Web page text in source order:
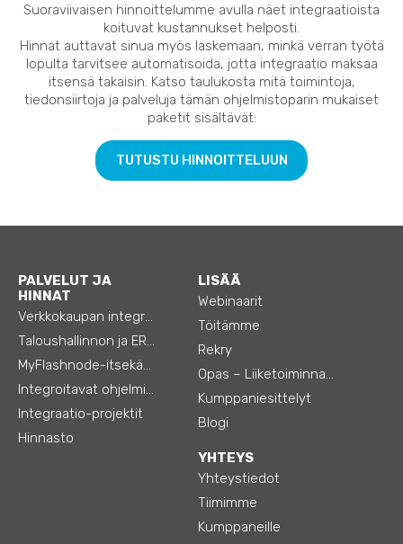
Suoraviivaisen hinnoittelumme avulla näet integraatioista
koituvat kustannukset helposti.
Hinnat auttavat sinua myös laskemaan, minkä verran työtä
lopulta tarvitsee automatisoida, jotta integraatio maksaa
itsensä takaisin. Katso taulukosta mitä toimintoja,
tiedonsiirtoja ja palveluja tämän ohjelmistoparin mukaiset
paketit sisältävät:
TUTUSTU HINNOITTELUUN
PALVELUT JA
HINNAT
Verkkokaupan integraatiot
Taloushallinnon ja ERP:n integraatiot
MyFlashnode-itsekäyttö-automaatio
Integroitavat ohjelmistot
Integraatio-projektit
Hinnasto
LISÄÄ
Webinaarit
Töitämme
Rekry
Opas – Liiketoiminnan tehostamiseen
Kumppaniesittelyt
Blogi
YHTEYS
Yhteystiedot
Tiimimme
Kumppaneille